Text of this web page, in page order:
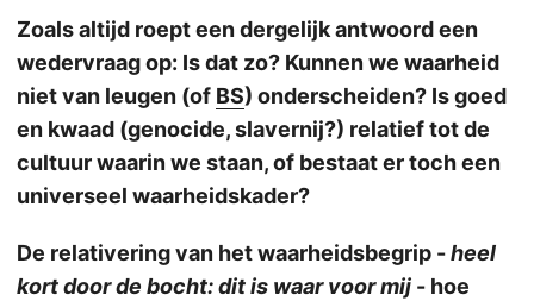
Zoals altijd roept een dergelijk antwoord een
wedervraag op: Is dat zo? Kunnen we waarheid
niet van leugen (of BS) onderscheiden? Is goed
en kwaad (genocide, slavernij?) relatief tot de
cultuur waarin we staan, of bestaat er toch een
universeel waarheidskader?
De relativering van het waarheidsbegrip -heel
kort door de bocht: dit is waar voor mij - hoe